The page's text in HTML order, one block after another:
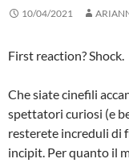
10/04/2021
First reaction? Shock.
Che siate cinefili
spettatori curiosi (e
resterete increduli di
incipit. Per quanto il